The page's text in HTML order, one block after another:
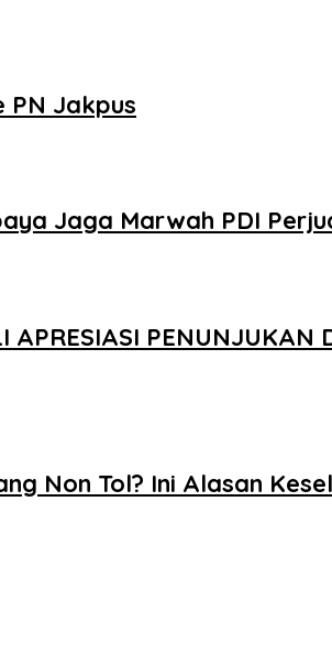
PN Jakpus
Jaga Marwah PDI
PENUNJUKAN
Non Tol? Ini Alasan